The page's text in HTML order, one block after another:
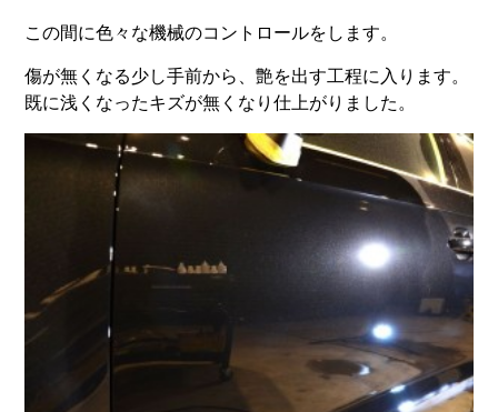
この間に色々な機械のコントロールをします。
傷が無くなる少し手前から、艶を出す工程に入ります。
既に浅くなったキズが無くなり仕上がりました。